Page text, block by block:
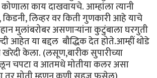
काय दाखवायचे. आम्हांला त्यानी
लिव्हर वर किती गुणकारी आहे याचे
मुलांबरोबर असणाऱ्यांना कुटुंबाला घरगुती
आहेत या बद्दल बौद्धिक देत होते.आम्हीं थोडे
केला. (लसूण,बारीक सुपारीच्या
चपटा व आतमधे मोतीया कलर असा